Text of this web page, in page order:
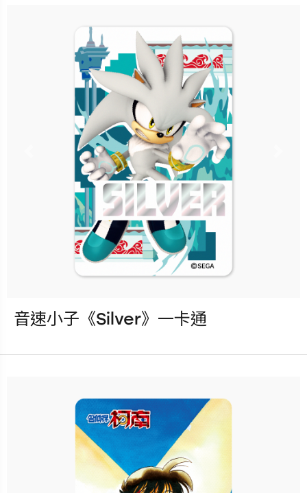
立即購買
更多銷售據點
Previous
發行：2025-09-17
卡種：一卡通儲值卡-普通卡
立即購買
音速小子《Silver》一卡通